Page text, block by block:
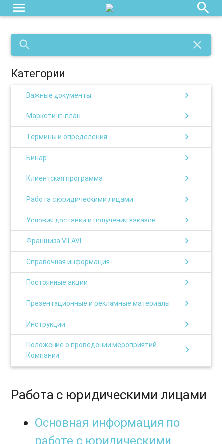
menu search
search close
Категории
Важные документы chevron_right
Маркетинг-план chevron_right
Термины и определения chevron_right
Бинар chevron_right
Клиентская программа chevron_right
Работа с юридическими лицами chevron_right
Условия доставки и получения заказов chevron_right
Франшиза VILAVI chevron_right
Справочная информация chevron_right
Постоянные акции chevron_right
Презентационные и рекламные материалы chevron_right
Инструкции chevron_right
Положение о проведении мероприятий
Компании
chevron_right
Работа с юридическими лицами
Основная информация по
работе с юридическими